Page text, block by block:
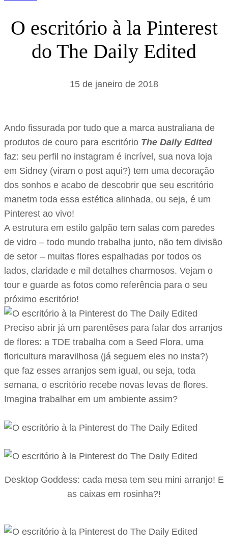
O escritório à la Pinterest
do The Daily Edited
15 de janeiro de 2018
Ando fissurada por tudo que a marca australiana de
produtos de couro para escritório The Daily Edited
faz: seu perfil no instagram é incrível, sua nova loja
em Sidney (viram o post aqui?) tem uma decoração
dos sonhos e acabo de descobrir que seu escritório
manetm toda essa estética alinhada, ou seja, é um
Pinterest ao vivo!
A estrutura em estilo galpão tem salas com paredes
de vidro – todo mundo trabalha junto, não tem divisão
de setor – muitas flores espalhadas por todos os
lados, claridade e mil detalhes charmosos. Vejam o
tour e guarde as fotos como referência para o seu
próximo escritório!
Preciso abrir já um parentêses para falar dos arranjos
de flores: a TDE trabalha com a Seed Flora, uma
floricultura maravilhosa (já seguem eles no insta?)
que faz esses arranjos sem igual, ou seja, toda
semana, o escritório recebe novas levas de flores.
Imagina trabalhar em um ambiente assim?
Desktop Goddess: cada mesa tem seu mini arranjo! E
as caixas em rosinha?!